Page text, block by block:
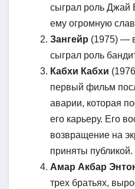
сыграл роль Джай
ему огромную
Зангейр (1975) —
сыграл роль
Кабхи Кабхи
первый фильм
аварии, которая
его карьеру. Его
возвращение на
приняты публикой.
Амар Акбар
трех братьях,